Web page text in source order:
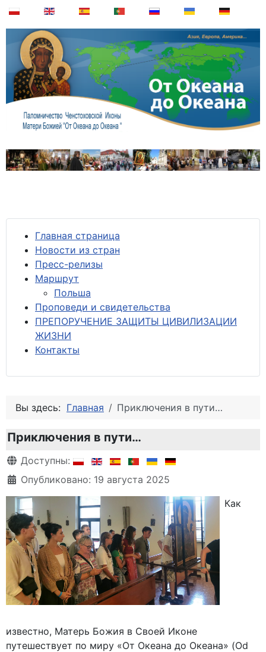
Главная страница
Новости из стран
Пресс-релизы
Маршрут
Польша
Проповеди и свидетельства
ПРЕПОРУЧЕНИЕ ЗАЩИТЫ ЦИВИЛИЗАЦИИ
ЖИЗНИ
Контакты
Вы здесь: Главная Приключения в пути…
Приключения в пути…
Информация о материале
Доступны:
Опубликовано: 19 августа 2025
Как
известно, Матерь Божия в Своей Иконе
путешествует по миру «От Океана до Океана» (Od